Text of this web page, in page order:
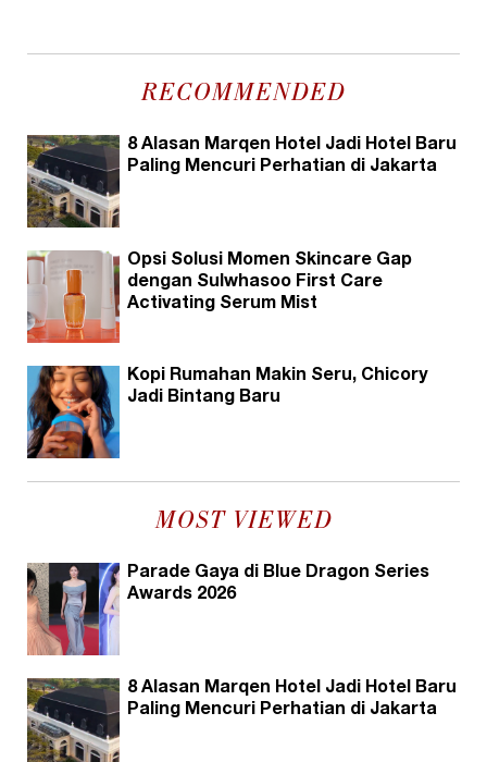
RECOMMENDED
8 Alasan Marqen Hotel Jadi Hotel Baru
Paling Mencuri Perhatian di Jakarta
Opsi Solusi Momen Skincare Gap
dengan Sulwhasoo First Care
Activating Serum Mist
Kopi Rumahan Makin Seru, Chicory
Jadi Bintang Baru
MOST VIEWED
Parade Gaya di Blue Dragon Series
Awards 2026
8 Alasan Marqen Hotel Jadi Hotel Baru
Paling Mencuri Perhatian di Jakarta